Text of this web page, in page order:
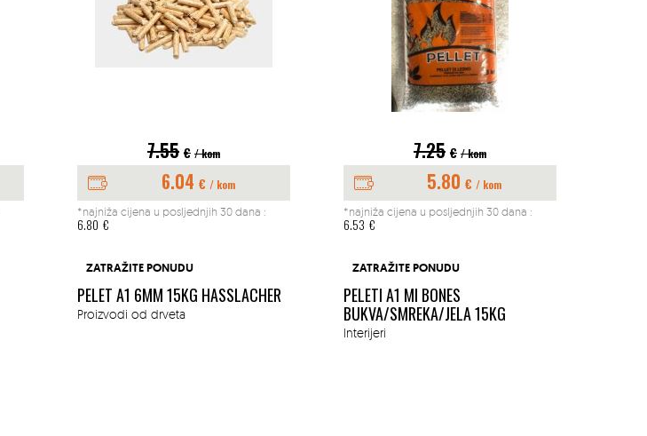
7.55 € / kom
6.04 € / kom
*najniža cijena u posljednjih 30 dana :
6.80 €
ZATRAŽITE PONUDU
PELET A1 6MM 15KG HASSLACHER
Proizvodi od drveta
7.25 € / kom
5.80 € / kom
*najniža cijena u posljednjih 30 dana :
6.53 €
ZATRAŽITE PONUDU
PELETI A1 MI BONES
BUKVA/SMREKA/JELA 15KG
Interijeri